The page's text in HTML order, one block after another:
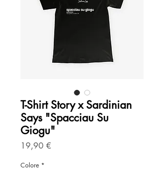
T-Shirt Story x Sardinian
Says "Spacciau Su
Giogu"
19,90 €
Colore *